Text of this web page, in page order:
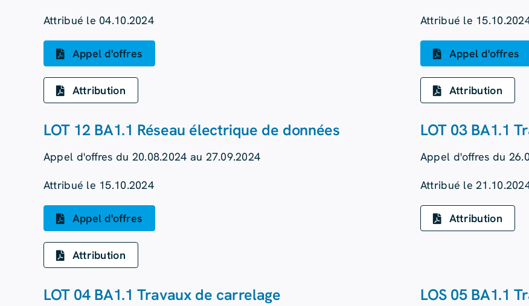
Attribué le 04.10.2024
Appel d'offres
Attribution
Attribué le
Appel d'offres
Attribution
LOT 12 BA1.1 Réseau électrique de données
Appel d'offres du 20.08.2024 au 27.09.2024
Attribué le 15.10.2024
Appel d'offres
Attribution
LOT 03 BA1.1
Appel d'offres du
Attribué le
Attribution
LOT 04 BA1.1 Travaux de carrelage LOS 05 BA1.1